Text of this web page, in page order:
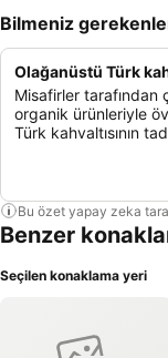
Bilmeniz
Olağanüstü Türk
Misafirler
organik ürünleriyle
Türk kahvaltısının
Bu özet yapay zeka
Benzer
Seçilen konaklama yeri